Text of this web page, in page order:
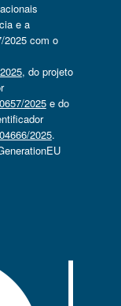
e a
2025 com o
, do projeto
2025e do
2025.